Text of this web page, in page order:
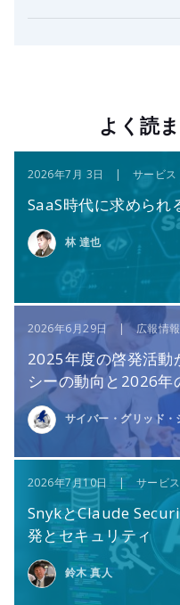
よく読
2026年7月 3日 | サービス
SaaS時代に求められ
林 達也
2026年6月29日 | 広報情報
2025年度の啓発活動
シーの動向と2026年
サイバー・グリッド・
2026年7月10日 | サービス
SnykとClaude
発とセキュリティ
鈴木 真人